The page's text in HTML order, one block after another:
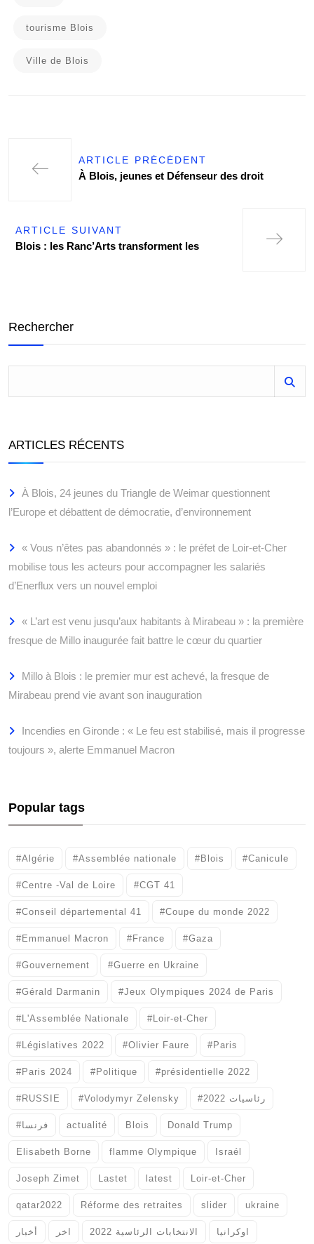
tourisme Blois
Ville de Blois
ARTICLE PRÉCÉDENT
À Blois, jeunes et Défenseur des droit
ARTICLE SUIVANT
Blois : les Ranc’Arts transforment les
Rechercher
ARTICLES RÉCENTS
À Blois, 24 jeunes du Triangle de Weimar questionnent
l’Europe et débattent de démocratie, d’environnement
« Vous n’êtes pas abandonnés » : le préfet de Loir-et-Cher
mobilise tous les acteurs pour accompagner les salariés
d’Enerflux vers un nouvel emploi
« L’art est venu jusqu’aux habitants à Mirabeau » : la première
fresque de Millo inaugurée fait battre le cœur du quartier
Millo à Blois : le premier mur est achevé, la fresque de
Mirabeau prend vie avant son inauguration
Incendies en Gironde : « Le feu est stabilisé, mais il progresse
toujours », alerte Emmanuel Macron
Popular tags
#Algérie #Assemblée nationale #Blois #Canicule
#Centre -Val de Loire #CGT 41
#Conseil départemental 41 #Coupe du monde 2022
#Emmanuel Macron #France #Gaza
#Gouvernement #Guerre en Ukraine
#Gérald Darmanin #Jeux Olympiques 2024 de Paris
#L'Assemblée Nationale #Loir-et-Cher
#Législatives 2022 #Olivier Faure #Paris
#Paris 2024 #Politique #présidentielle 2022
#RUSSIE #Volodymyr Zelensky #رئاسيات 2022
#فرنسا actualité Blois Donald Trump
Elisabeth Borne flamme Olympique Israél
Joseph Zimet Lastet latest Loir-et-Cher
qatar2022 Réforme des retraites slider ukraine
أخبار اخر الانتخابات الرئاسية 2022 اوكرانيا